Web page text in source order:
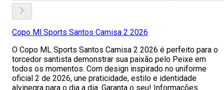
Copo Ml Sports Santos Camisa 2 2026
O Copo ML Sports Santos Camisa 2 2026 é perfeito para o
torcedor santista demonstrar sua paixão pelo Peixe em
todos os momentos. Com design inspirado no uniforme
oficial 2 de 2026, une praticidade, estilo e identidade
alvinegra para o dia a dia. Garanta o seu! Informações